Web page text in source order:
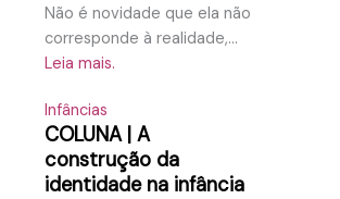
Não é novidade que ela não
corresponde à realidade,...
Leia mais.
Infâncias
COLUNA | A
construção da
identidade na infância